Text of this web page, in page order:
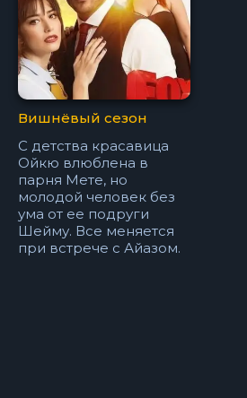
Вишнёвый сезон
С детства красавица
Ойкю влюблена в
парня Мете, но
молодой человек без
ума от ее подруги
Шейму. Все меняется
при встрече с Айазом.